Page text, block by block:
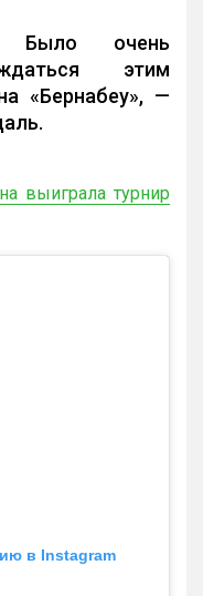
Было очень
этим
«Бернабеу», —
выиграла турнир
в Instagram